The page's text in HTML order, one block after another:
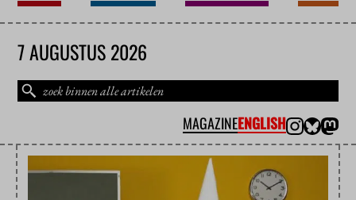
7 AUGUSTUS 2026
MAGAZINEENGLISH